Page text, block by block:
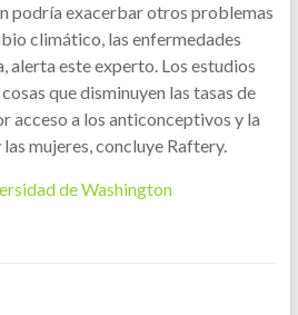
podría exacerbar otros problemas
climático, las enfermedades
alerta este experto. Los estudios
que disminuyen las tasas de
acceso a los anticonceptivos y la
mujeres, concluye Raftery.
de Washington